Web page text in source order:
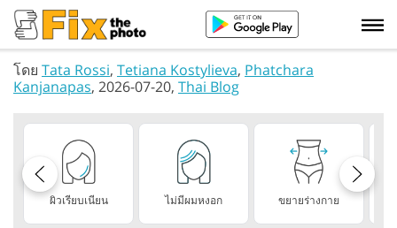
โดย Tata Rossi, Tetiana Kostylieva, Phatchara
Kanjanapas, 2026-07-20, Thai Blog
ผิวเรียบเนียน ไม่มีผมหงอก ขยายร่างกาย